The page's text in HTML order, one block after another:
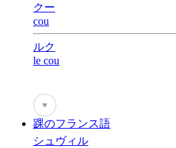
クー
cou
ルク
le cou
♥
踝のフランス語
シュヴィル